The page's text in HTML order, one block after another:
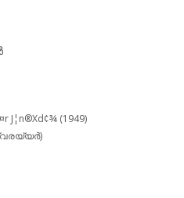
J¦n®Xd¢¾ (1949)